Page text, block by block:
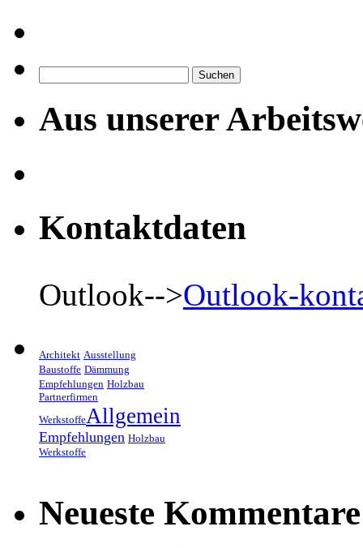
nach:
Aus unserer
Kontaktdaten
Outlook-->Outlook-
Architekt Ausstellung
Baustoffe Dämmung
Empfehlungen Holzbau
Partnerfirmen
WerkstoffeAllgemein
Empfehlungen Holzbau
Werkstoffe
Neueste Kommentare